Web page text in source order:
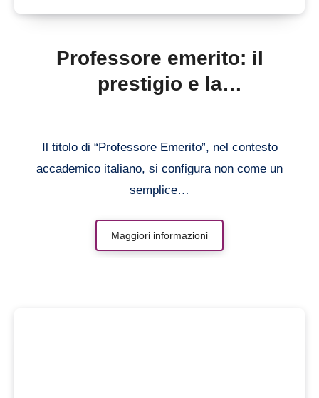
Professore emerito: il
prestigio e la
Il titolo di “Professore Emerito”, nel contesto
accademico italiano, si configura non come un
semplice…
Maggiori informazioni